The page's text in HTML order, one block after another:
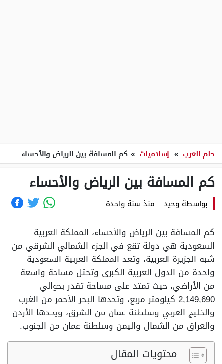
حلم العرب » إسلاميات » كم المسافة بين الرياض والأحساء
كم المسافة بين الرياض والأحساء
بواسطة وحيد– منذ سنة واحدة
كم المسافة بين الرياض والأحساء، المملكة العربية
السعودية هي دولة تقع في الجزء الشمالي الشرقي من
شبه الجزيرة العربية، وتعد المملكة العربية السعودية
واحدة من الدول العربية الكبرى وتحتل مساحة واسعة
من الأراضي، حيث تمتد على مساحة تقدر بحوالي
2,149,690 كيلومتر مربع، وتحدها البحر الأحمر من الغرب
والخليج العربي وسلطنة عمان من الشرق، ويحدها الأردن
والعراق من الشمال واليمن وسلطنة عمان من الجنوب.
محتويات المقال